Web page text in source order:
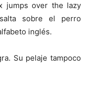
jumps over the lazy
sobre el perro
inglés.
Su pelaje tampoco